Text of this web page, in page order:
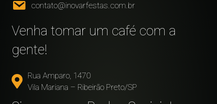
contato@inovarfestas.com.br
Venha tomar um café com a
gente!
Rua Amparo, 1470
Vila Mariana – Ribeirão Preto/SP